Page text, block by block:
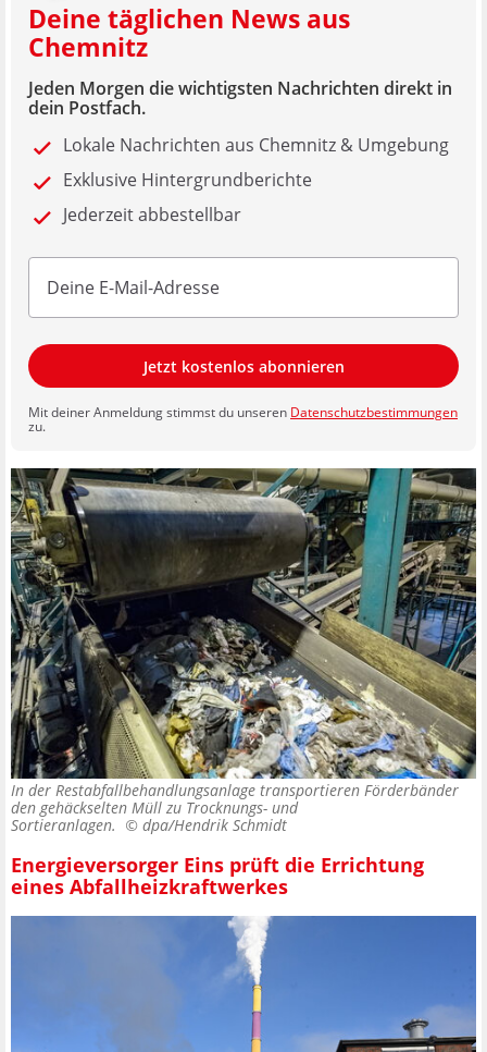
Deine täglichen News aus
Chemnitz
Jeden Morgen die wichtigsten Nachrichten direkt in
dein Postfach.
Lokale Nachrichten aus Chemnitz & Umgebung
Exklusive Hintergrundberichte
Jederzeit abbestellbar
Jetzt kostenlos abonnieren
Mit deiner Anmeldung stimmst du unseren Datenschutzbestimmungen
zu.
In der Restabfallbehandlungsanlage transportieren Förderbänder
den gehäckselten Müll zu Trocknungs- und
Sortieranlagen. © dpa/Hendrik Schmidt
Energieversorger Eins prüft die Errichtung
eines Abfallheizkraftwerkes